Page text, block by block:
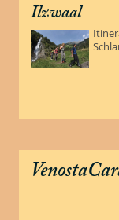
Ilzwaal